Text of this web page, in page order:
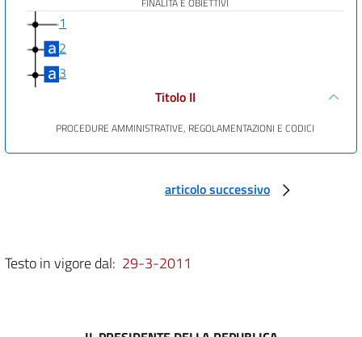
1
2
3
Titolo II
PROCEDURE AMMINISTRATIVE, REGOLAMENTAZIONI E CODICI
Capo I
5
articolo successivo
Testo in vigore dal: 29-3-2011